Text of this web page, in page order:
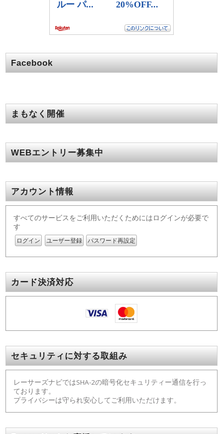
Facebook
まもなく開催
WEBエントリー募集中
アカウント情報
すべてのサービスをご利用いただくためにはログインが必要で
す
ログイン ユーザー登録 パスワード再設定
カード決済対応
セキュリティに対する取組み
レーサーズナビではSHA-2の暗号化セキュリティー通信を行っ
ております。
プライバシーは守られ安心してご利用いただけます。